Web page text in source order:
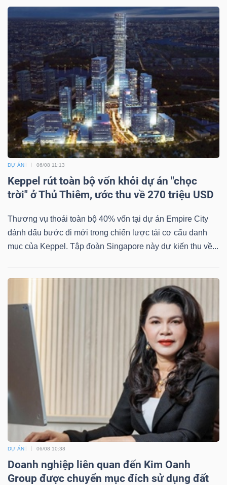
DỰ ÁN 06/08 11:13
Keppel rút toàn bộ vốn khỏi dự án "chọc
trời" ở Thủ Thiêm, ước thu về 270 triệu USD
Thương vụ thoái toàn bộ 40% vốn tại dự án Empire City
đánh dấu bước đi mới trong chiến lược tái cơ cấu danh
mục của Keppel. Tập đoàn Singapore này dự kiến thu về...
DỰ ÁN 06/08 10:38
Doanh nghiệp liên quan đến Kim Oanh
Group được chuyển mục đích sử dụng đất